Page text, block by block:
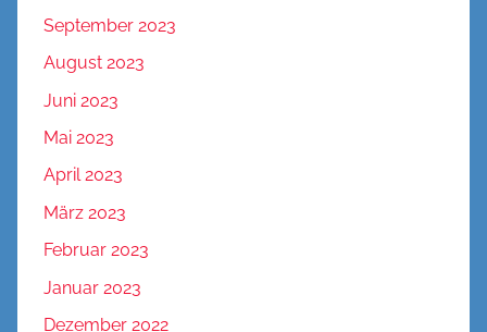
September 2023
August 2023
Juni 2023
Mai 2023
April 2023
März 2023
Februar 2023
Januar 2023
Dezember 2022